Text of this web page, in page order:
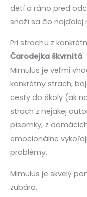
detí a ráno pred
snaží sa čo
Pri strachu z
Čarodejka škvrnitá
Mimulus je veľmi
konkrétny strach,
cesty do školy (ak
strach z nejakej
písomky, z
emocionálne
problémy.
Mimulus je skvelý
zubára.